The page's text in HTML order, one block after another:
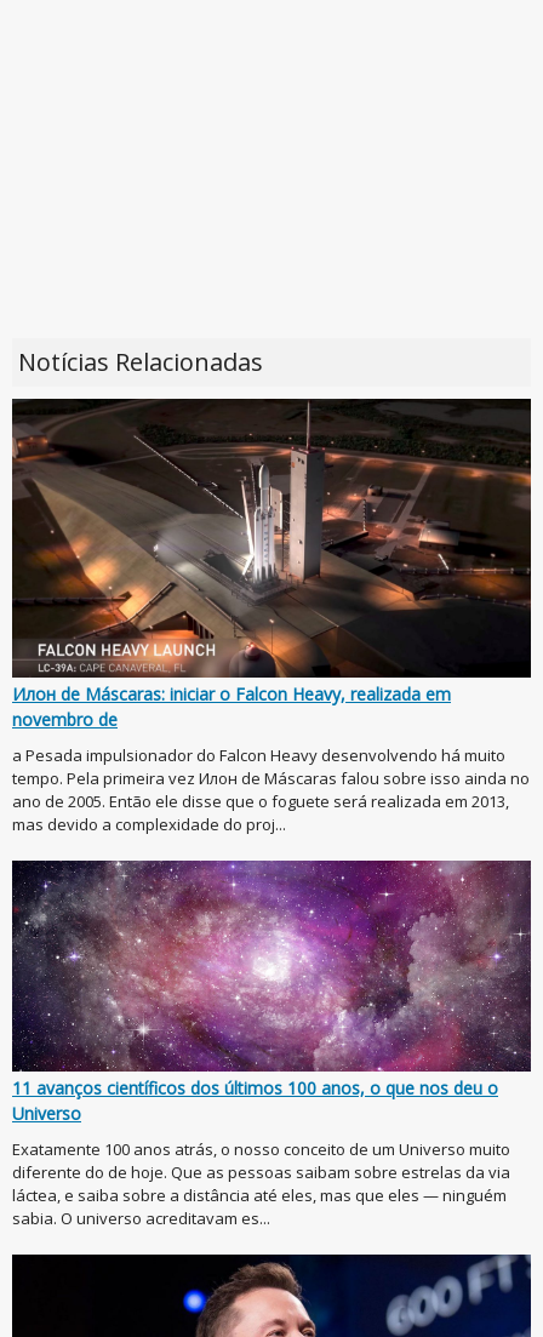
Notícias Relacionadas
Илон de Máscaras: iniciar o Falcon Heavy, realizada em
novembro de
a Pesada impulsionador do Falcon Heavy desenvolvendo há muito
tempo. Pela primeira vez Илон de Máscaras falou sobre isso ainda no
ano de 2005. Então ele disse que o foguete será realizada em 2013,
mas devido a complexidade do proj...
11 avanços científicos dos últimos 100 anos, o que nos deu o
Universo
Exatamente 100 anos atrás, o nosso conceito de um Universo muito
diferente do de hoje. Que as pessoas saibam sobre estrelas da via
láctea, e saiba sobre a distância até eles, mas que eles — ninguém
sabia. O universo acreditavam es...